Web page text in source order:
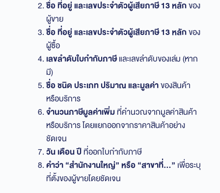
ชื่อ ที่อยู่ และเลขประจำตัวผู้เสียภาษี 13 หลักของ
ผู้ขาย
ชื่อ ที่อยู่ และเลขประจำตัวผู้เสียภาษี 13 หลักของ
ผู้ซื้อ
เลขลำดับใบกำกับภาษีและเลขลำดับของเล่ม (หาก
มี)
ชื่อ ชนิด ประเภท ปริมาณ และมูลค่าของสินค้า
หรือบริการ
จำนวนภาษีมูลค่าเพิ่มที่คำนวณจากมูลค่าสินค้า
หรือบริการ โดยแยกออกจากราคาสินค้าอย่าง
ชัดเจน
วัน เดือน ปีที่ออกใบกำกับภาษี
คำว่า “สำนักงานใหญ่” หรือ “สาขาที่…” เพื่อระบุ
ที่ตั้งของผู้ขายโดยชัดเจน